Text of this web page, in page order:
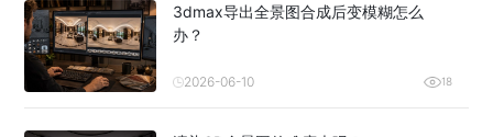
3dmax导出全景图合成后变模糊怎么
办？
2026-06-10 18